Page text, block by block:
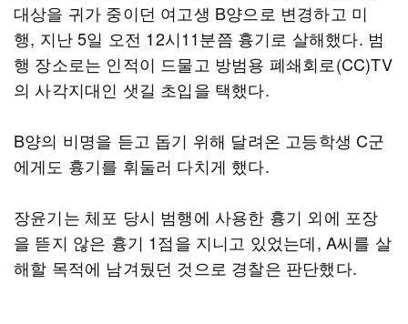
대상을 귀가 중이던 여고생 B양으로 변경하고 미
행, 지난 5일 오전 12시11분쯤 흉기로 살해했다. 범
행 장소로는 인적이 드물고 방범용 폐쇄회로(CC)TV
의 사각지대인 샛길 초입을 택했다.
B양의 비명을 듣고 돕기 위해 달려온 고등학생 C군
에게도 흉기를 휘둘러 다치게 했다.
장윤기는 체포 당시 범행에 사용한 흉기 외에 포장
을 뜯지 않은 흉기 1점을 지니고 있었는데, A씨를 살
해할 목적에 남겨뒀던 것으로 경찰은 판단했다.